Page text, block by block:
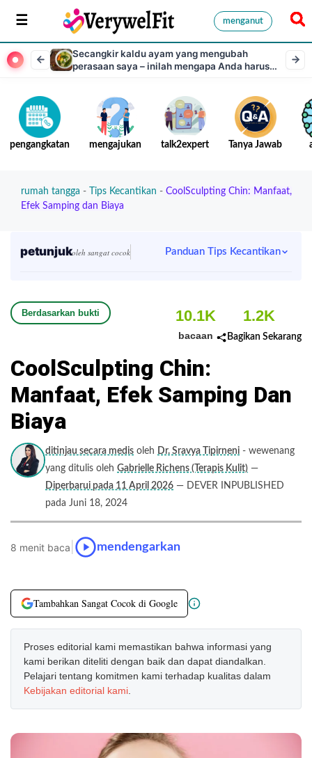
menganut
Secangkir kaldu ayam yang mengubah
perasaan saya – inilah mengapa Anda harus
pengangkatan mengajukan talk2expert Tanya Jawab
rumah tangga - Tips Kecantikan - CoolSculpting Chin: Manfaat,
Efek Samping dan Biaya
petunjukoleh sangat cocok Panduan Tips Kecantikan
Berdasarkan bukti 10.1K
bacaan
1.2K
Bagikan Sekarang
CoolSculpting Chin:
Manfaat, Efek Samping Dan
Biaya
ditinjau secara medis oleh Dr. Sravya Tipirneni - wewenang
yang ditulis oleh Gabrielle Richens (Terapis Kulit) —
Diperbarui pada 11 April 2026 — DEVER INPUBLISHED
pada Juni 18, 2024
8 menit baca mendengarkan
Tambahkan Sangat Cocok di Google
Proses editorial kami memastikan bahwa informasi yang
kami berikan diteliti dengan baik dan dapat diandalkan.
Pelajari tentang komitmen kami terhadap kualitas dalam
Kebijakan editorial kami